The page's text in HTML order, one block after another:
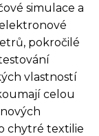
simulace a
pokročilé
vlastností
celou
chytré textilie